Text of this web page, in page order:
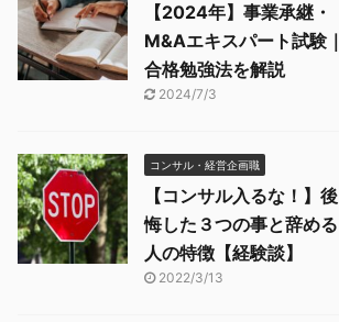
【2024年】事業承継・
M&Aエキスパート試験｜
合格勉強法を解説
2024/7/3
コンサル・経営企画職
【コンサル入るな！】後
悔した３つの事と辞める
人の特徴【経験談】
2022/3/13